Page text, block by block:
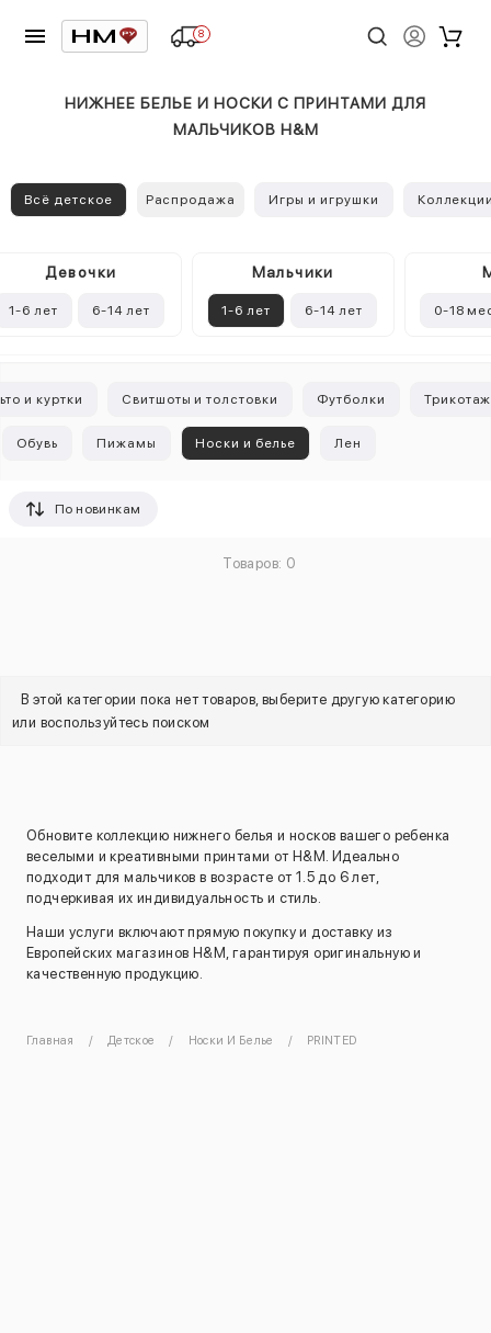
8
НИЖНЕЕ БЕЛЬЕ И НОСКИ С ПРИНТАМИ ДЛЯ
МАЛЬЧИКОВ H&M
Всё детское Распродажа Игры и игрушки
Девочки
1-6 лет 6-14 лет
Mальчики
1-6 лет 6-14 лет 0-18
и куртки Свитшоты и толстовки Футболки Трикотаж
Обувь Пижамы Носки и белье Лен
По новинкам
Товаров: 0
В этой категории пока нет товаров, выберите другую категорию
или воспользуйтесь поиском
Обновите коллекцию нижнего белья и носков вашего ребенка
веселыми и креативными принтами от H&M. Идеально
подходит для мальчиков в возрасте от 1.5 до 6 лет,
подчеркивая их индивидуальность и стиль.
Наши услуги включают прямую покупку и доставку из
Европейских магазинов H&M, гарантируя оригинальную и
качественную продукцию.
Главная Детское Носки И Белье PRINTED